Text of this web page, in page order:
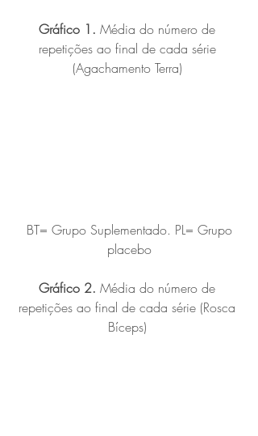
Gráfico 1. Média do número de
repetições ao final de cada série
(Agachamento Terra)
placebo
Gráfico 2. Média do número de
repetições ao final de cada série (Rosca
Bíceps)